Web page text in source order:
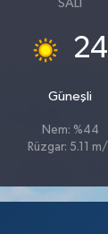
SALI
24
Güneşli
Nem: %44
Rüzgar: 5.11